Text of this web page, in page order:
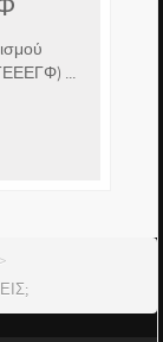
...
>